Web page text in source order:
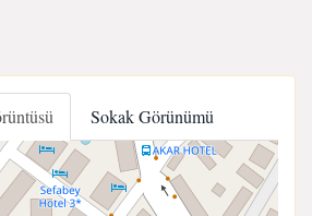
Sokak Görünümü